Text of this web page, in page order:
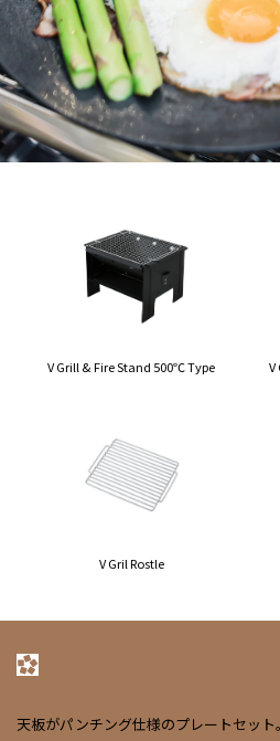
V Grill & Fire Stand 500℃ Type V
V Gril Rostle
天板がパンチング仕様のプレートセット。